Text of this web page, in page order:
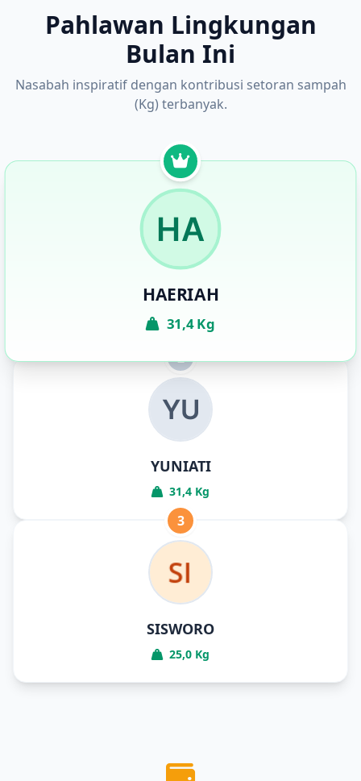
Pahlawan Lingkungan
Bulan Ini
Nasabah inspiratif dengan kontribusi setoran sampah
(Kg) terbanyak.
2
YUNIATI
31,4 Kg
HAERIAH
31,4 Kg
3
SISWORO
25,0 Kg